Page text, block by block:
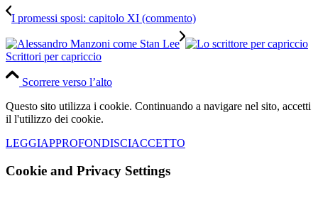
I promessi sposi: capitolo XI (commento)
Scrittori per capriccio
Scorrere verso l’alto
Questo sito utilizza i cookie. Continuando a navigare nel sito, accetti
il l'utilizzo dei cookie.
LEGGIAPPROFONDISCIACCETTO
Cookie and Privacy Settings